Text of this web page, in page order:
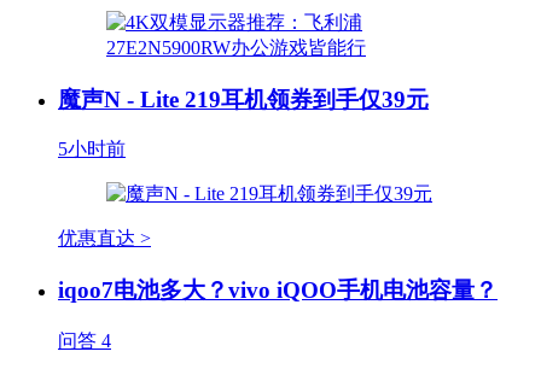
魔声N - Lite 219耳机领券到手仅39元
5小时前
优惠直达 >
iqoo7电池多大？vivo iQOO手机电池容量？
问答 4